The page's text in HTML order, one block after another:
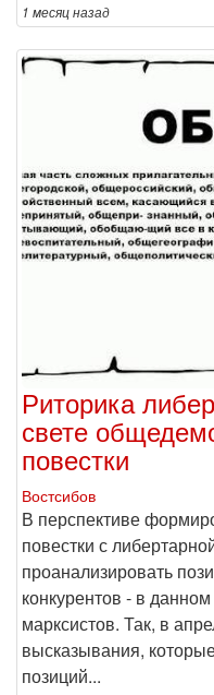
1 месяцназад
Риторика
свете
повестки
Востсибов
В перспективе
повестки с
проанализировать
конкурентов - в
марксистов. Так, в
высказывания,
позиций...